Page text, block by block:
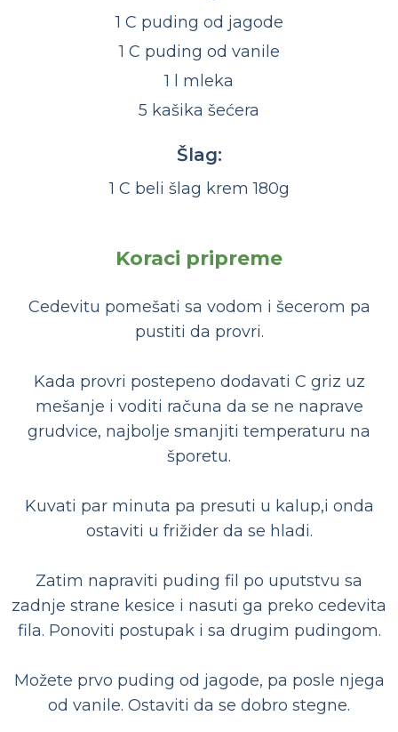
1 C puding od jagode
1 C puding od vanile
1 l mleka
5 kašika šećera
Šlag:
1 C beli šlag krem 180g
Koraci pripreme
Cedevitu pomešati sa vodom i šecerom pa
pustiti da provri.
Kada provri postepeno dodavati C griz uz
mešanje i voditi računa da se ne naprave
grudvice, najbolje smanjiti temperaturu na
šporetu.
Kuvati par minuta pa presuti u kalup,i onda
ostaviti u frižider da se hladi.
Zatim napraviti puding fil po uputstvu sa
zadnje strane kesice i nasuti ga preko cedevita
fila. Ponoviti postupak i sa drugim pudingom.
Možete prvo puding od jagode, pa posle njega
od vanile. Ostaviti da se dobro stegne.